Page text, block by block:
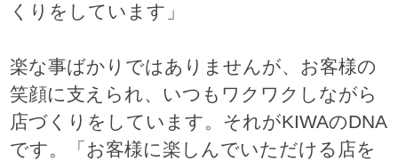
くりをしています」
楽な事ばかりではありませんが、お客様の
笑顔に支えられ、いつもワクワクしながら
店づくりをしています。それがKIWAのDNA
です。「お客様に楽しんでいただける店を